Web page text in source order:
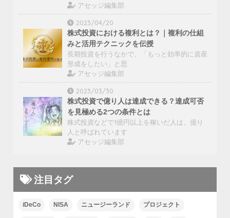
アセッジ編集部
2023/04/20
株式投資における複利とは？｜複利の仕組
みと活用テクニックを伝授
長期投資を行うなかで、「もっと効率的に資産
形成をしたい」と思
アセッジ編集部
2023/03/30
株式投資で億り人は達成できる？達成可否
を見極める2つの条件とは
株式投資などで1億円以上を稼いだ人は、億り
人と呼ばれています
アセッジ編集部
注目タグ
iDeCo NISA ニュージーランド プロジェクト